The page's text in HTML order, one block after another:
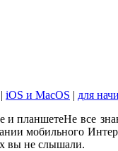
| iOS и MacOS | для
Не все
мобильного
вы не слышали.